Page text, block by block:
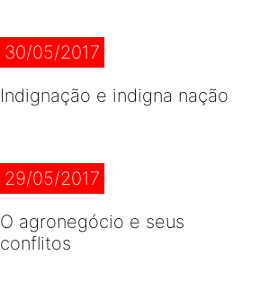
30/05/2017
Indignação e indigna nação
29/05/2017
O agronegócio e seus
conflitos